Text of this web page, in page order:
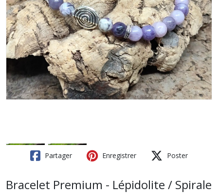
Partager Enregistrer Poster
Bracelet Premium - Lépidolite / Spirale